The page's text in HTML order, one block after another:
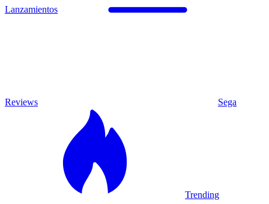
Lanzamientos
Reviews Sega
Trending